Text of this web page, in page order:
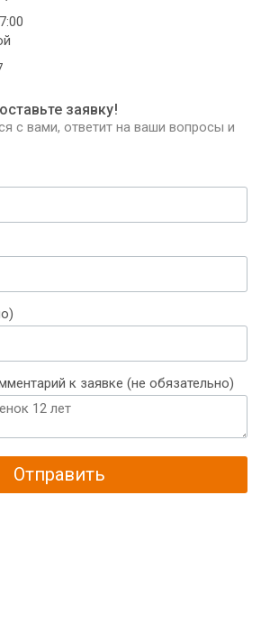
заявку!
с вами, ответит на ваши вопросы и
к заявке (не обязательно)
Отправить